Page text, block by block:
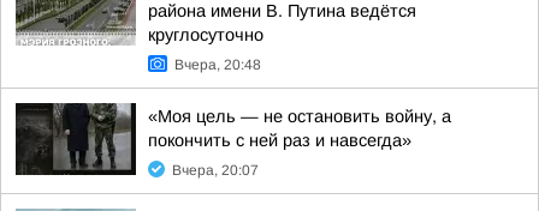
района имени В. Путина ведётся
круглосуточно
Вчера, 20:48
«Моя цель — не остановить войну, а
покончить с ней раз и навсегда»
Вчера, 20:07